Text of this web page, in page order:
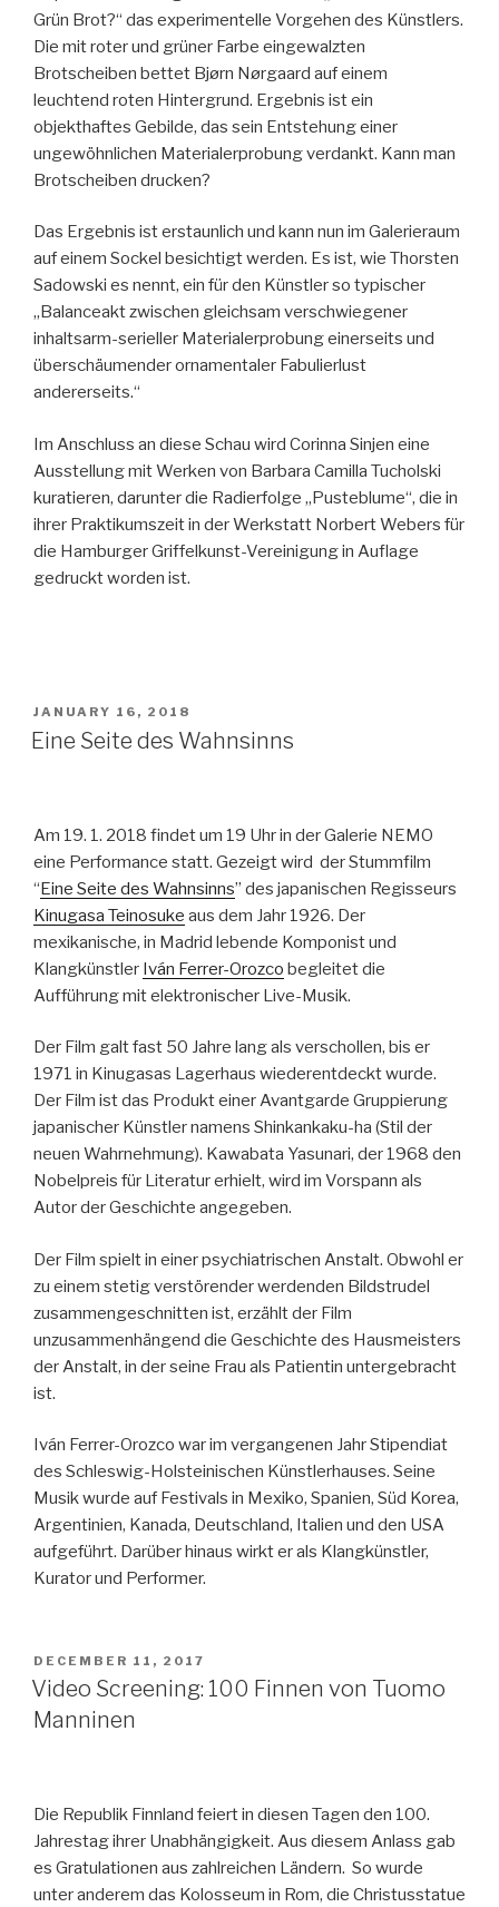
Grün Brot?“ das experimentelle Vorgehen des Künstlers.
Die mit roter und grüner Farbe eingewalzten
Brotscheiben bettet Bjørn Nørgaard auf einem
leuchtend roten Hintergrund. Ergebnis ist ein
objekthaftes Gebilde, das sein Entstehung einer
ungewöhnlichen Materialerprobung verdankt. Kann man
Brotscheiben drucken?
Das Ergebnis ist erstaunlich und kann nun im Galerieraum
auf einem Sockel besichtigt werden. Es ist, wie Thorsten
Sadowski es nennt, ein für den Künstler so typischer
„Balanceakt zwischen gleichsam verschwiegener
inhaltsarm-serieller Materialerprobung einerseits und
überschäumender ornamentaler Fabulierlust
andererseits.“
Im Anschluss an diese Schau wird Corinna Sinjen eine
Ausstellung mit Werken von Barbara Camilla Tucholski
kuratieren, darunter die Radierfolge „Pusteblume“, die in
ihrer Praktikumszeit in der Werkstatt Norbert Webers für
die Hamburger Griffelkunst-Vereinigung in Auflage
gedruckt worden ist.
POSTED
ON
JANUARY 16, 2018
Eine Seite des Wahnsinns
Am 19. 1. 2018 findet um 19 Uhr in der Galerie NEMO
eine Performance statt. Gezeigt wird der Stummfilm
“Eine Seite des Wahnsinns” des japanischen Regisseurs
Kinugasa Teinosuke aus dem Jahr 1926. Der
mexikanische, in Madrid lebende Komponist und
Klangkünstler Iván Ferrer-Orozco begleitet die
Aufführung mit elektronischer Live-Musik.
Der Film galt fast 50 Jahre lang als verschollen, bis er
1971 in Kinugasas Lagerhaus wiederentdeckt wurde.
Der Film ist das Produkt einer Avantgarde Gruppierung
japanischer Künstler namens Shinkankaku-ha (Stil der
neuen Wahrnehmung). Kawabata Yasunari, der 1968 den
Nobelpreis für Literatur erhielt, wird im Vorspann als
Autor der Geschichte angegeben.
Der Film spielt in einer psychiatrischen Anstalt. Obwohl er
zu einem stetig verstörender werdenden Bildstrudel
zusammengeschnitten ist, erzählt der Film
unzusammenhängend die Geschichte des Hausmeisters
der Anstalt, in der seine Frau als Patientin untergebracht
ist.
Iván Ferrer-Orozco war im vergangenen Jahr Stipendiat
des Schleswig-Holsteinischen Künstlerhauses. Seine
Musik wurde auf Festivals in Mexiko, Spanien, Süd Korea,
Argentinien, Kanada, Deutschland, Italien und den USA
aufgeführt. Darüber hinaus wirkt er als Klangkünstler,
Kurator und Performer.
POSTED
ON
DECEMBER 11, 2017
Video Screening: 100 Finnen von Tuomo
Manninen
Die Republik Finnland feiert in diesen Tagen den 100.
Jahrestag ihrer Unabhängigkeit. Aus diesem Anlass gab
es Gratulationen aus zahlreichen Ländern. So wurde
unter anderem das Kolosseum in Rom, die Christusstatue